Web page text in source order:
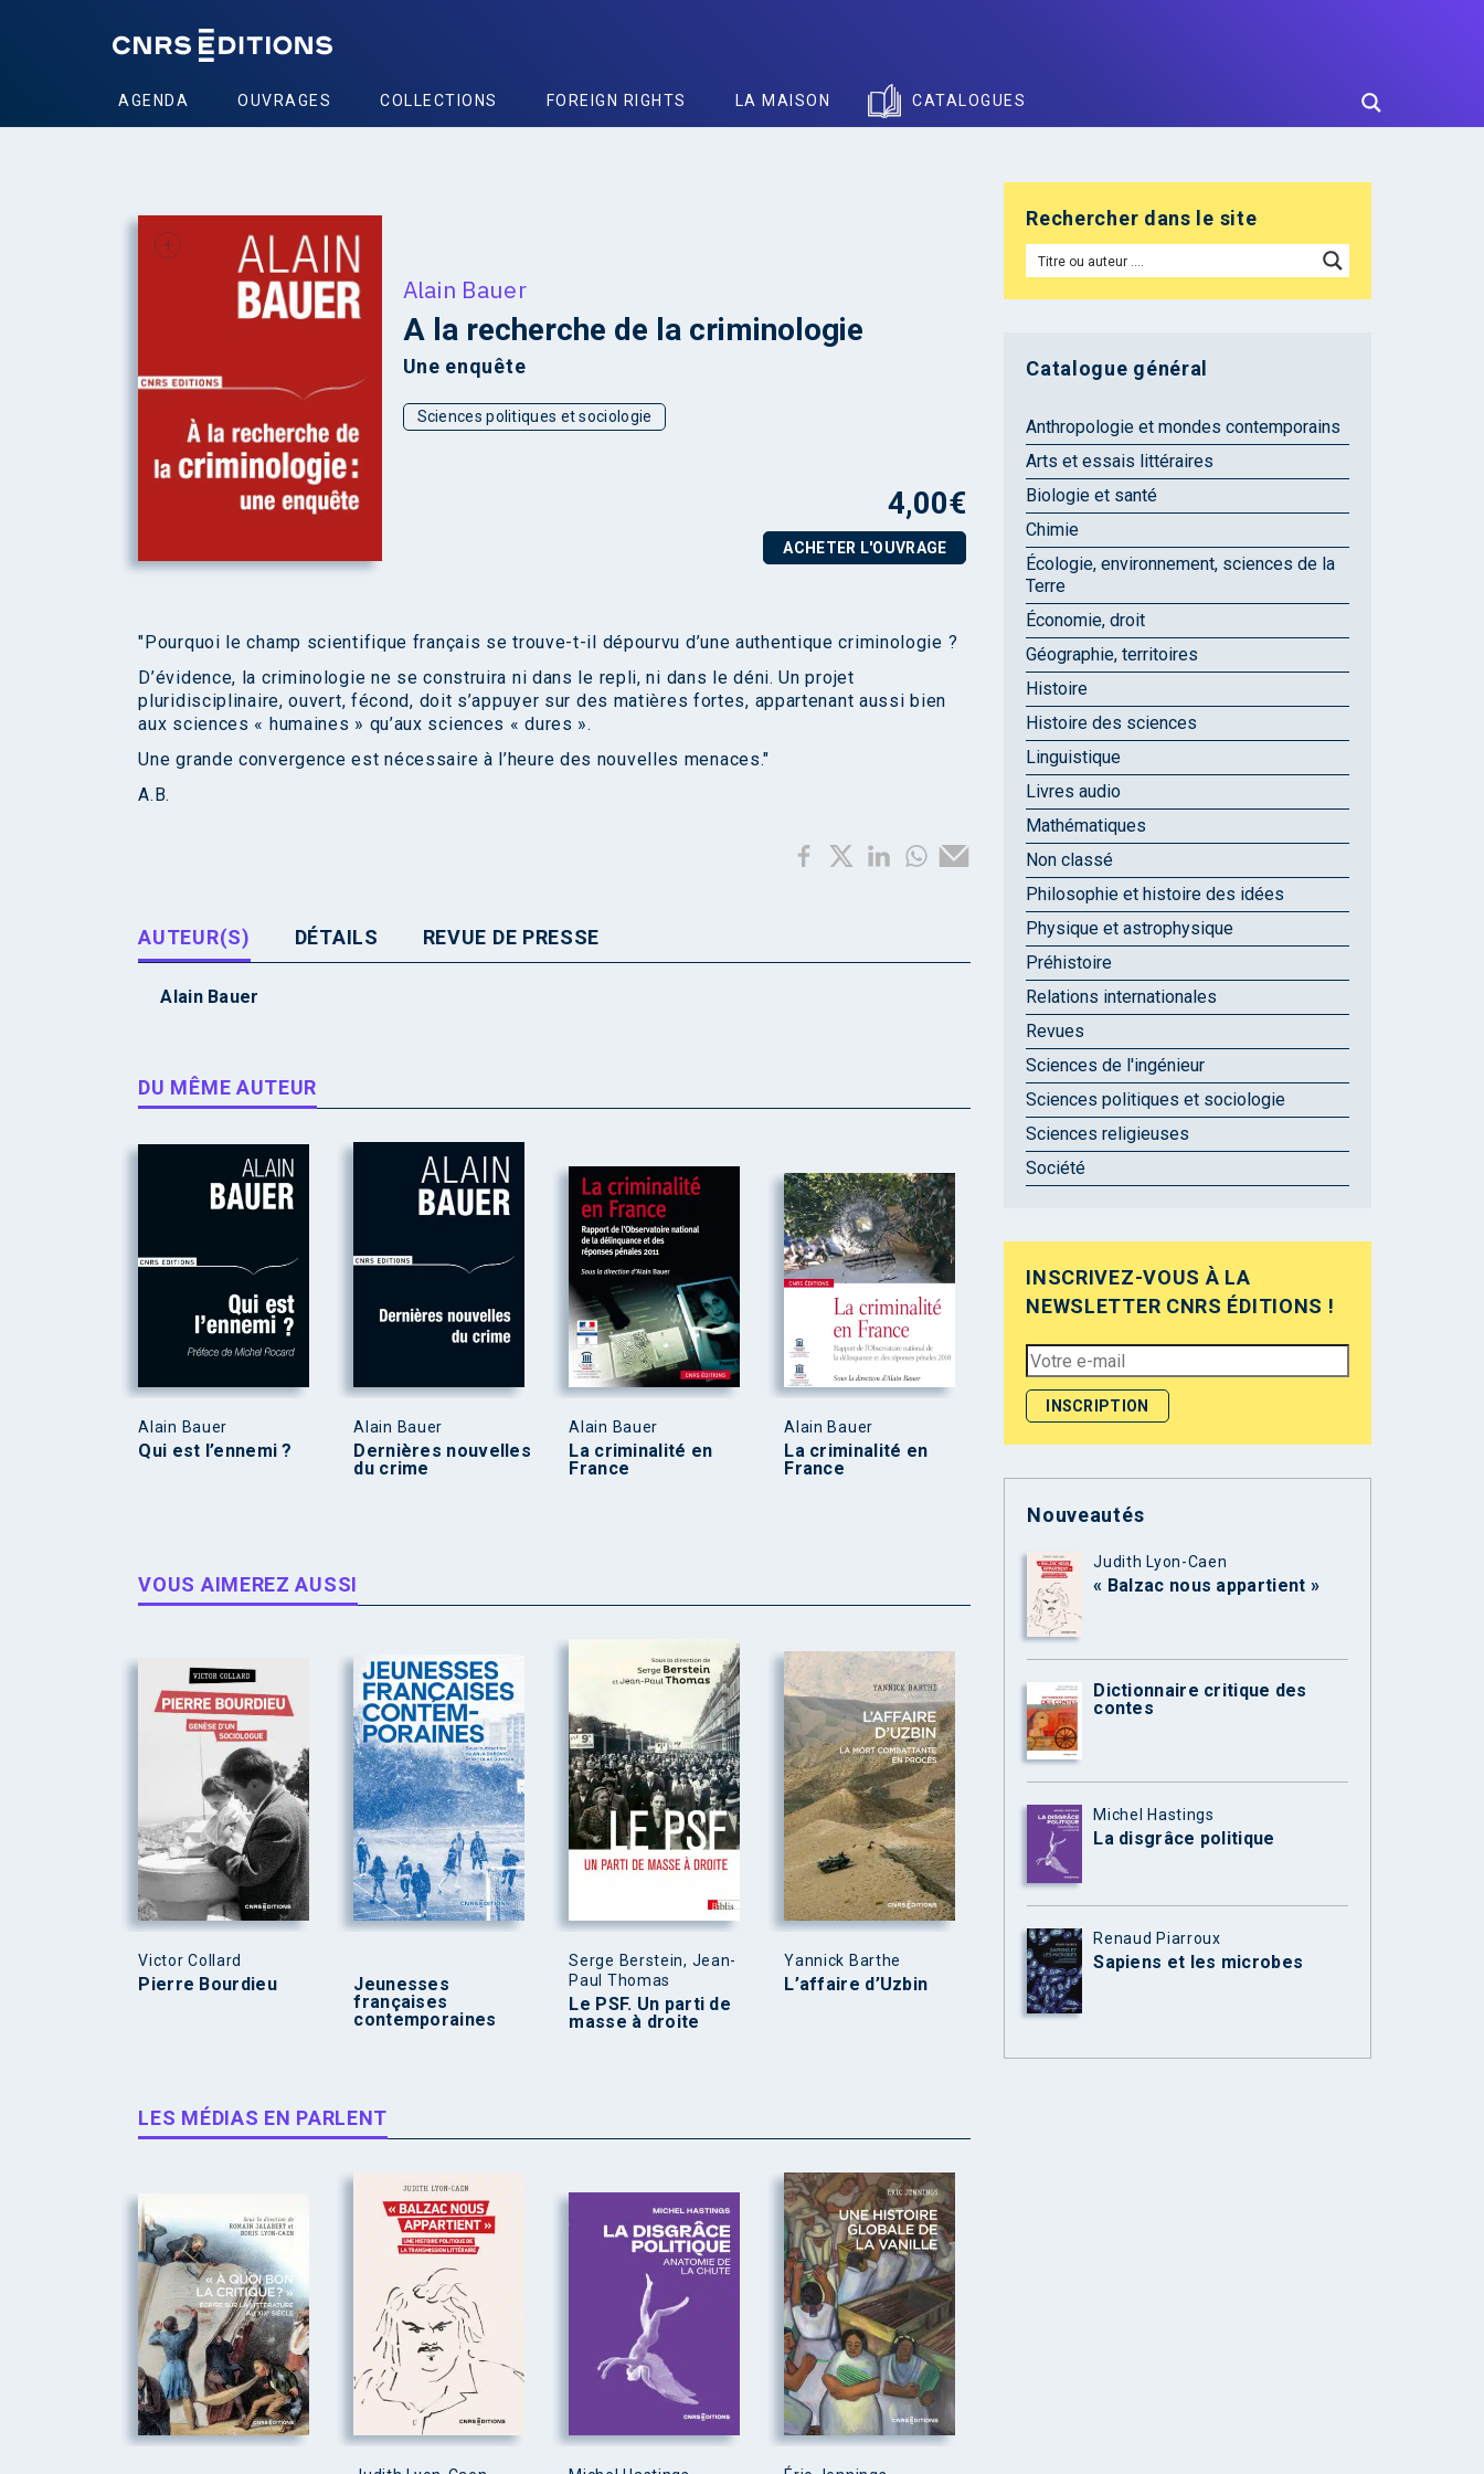
AGENDA OUVRAGES COLLECTIONS FOREIGN RIGHTS LA MAISON CATALOGUES
+
Alain Bauer
A la recherche de la criminologie
Une enquête
Sciences politiques et sociologie
4,00€
ACHETER L'OUVRAGE
"Pourquoi le champ scientifique français se trouve-t-il dépourvu d’une authentique criminologie ?
D’évidence, la criminologie ne se construira ni dans le repli, ni dans le déni. Un projet
pluridisciplinaire, ouvert, fécond, doit s’appuyer sur des matières fortes, appartenant aussi bien
aux sciences « humaines » qu’aux sciences « dures ».
Une grande convergence est nécessaire à l’heure des nouvelles menaces."
A.B.
AUTEUR(S) DÉTAILS REVUE DE PRESSE
Alain Bauer
DU MÊME AUTEUR
Alain Bauer
Qui est l’ennemi ?
Alain Bauer
Dernières nouvelles
du crime
Alain Bauer
La criminalité en
France
Alain Bauer
La criminalité en
France
VOUS AIMEREZ AUSSI
Victor Collard
Pierre Bourdieu
Jeunesses
françaises
contemporaines
Serge Berstein, Jean-
Paul Thomas
Le PSF. Un parti de
masse à droite
Yannick Barthe
L’affaire d’Uzbin
LES MÉDIAS EN PARLENT
Rechercher dans le site
Catalogue général
Anthropologie et mondes contemporains
Arts et essais littéraires
Biologie et santé
Chimie
Écologie, environnement, sciences de la
Terre
Économie, droit
Géographie, territoires
Histoire
Histoire des sciences
Linguistique
Livres audio
Mathématiques
Non classé
Philosophie et histoire des idées
Physique et astrophysique
Préhistoire
Relations internationales
Revues
Sciences de l'ingénieur
Sciences politiques et sociologie
Sciences religieuses
Société
INSCRIVEZ-VOUS À LA
NEWSLETTER CNRS ÉDITIONS !
Nouveautés
Judith Lyon-Caen
« Balzac nous appartient »
Dictionnaire critique des
contes
Michel Hastings
La disgrâce politique
Renaud Piarroux
Sapiens et les microbes